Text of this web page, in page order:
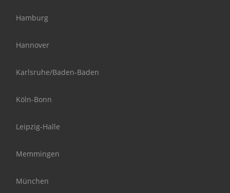
Hamburg
Hannover
Karlsruhe/Baden-Baden
Köln-Bonn
Leipzig-Halle
Memmingen
München